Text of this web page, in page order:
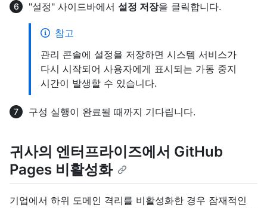
"설정" 사이드바에서 설정 저장을 클릭합니다.
참고
관리 콘솔에 설정을 저장하면 시스템 서비스가
다시 시작되어 사용자에게 표시되는 가동 중지
시간이 발생할 수 있습니다.
구성 실행이 완료될 때까지 기다립니다.
귀사의 엔터프라이즈에서 GitHub
Pages 비활성화
기업에서 하위 도메인 격리를 비활성화한 경우 잠재적인